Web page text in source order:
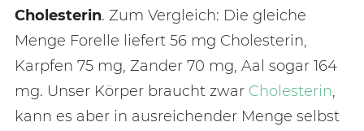
Cholesterin. Zum Vergleich: Die gleiche
Menge Forelle liefert 56 mg Cholesterin,
Karpfen 75 mg, Zander 70 mg, Aal sogar 164
mg. Unser Körper braucht zwar Cholesterin,
kann es aber in ausreichender Menge selbst